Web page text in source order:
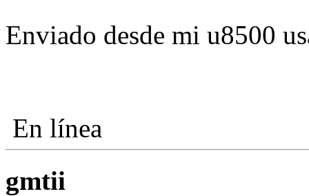
Enviado desde mi u8500
En línea
gmtii